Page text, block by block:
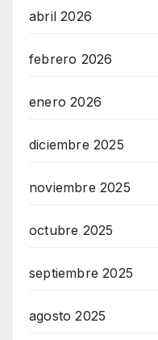
abril 2026
febrero 2026
enero 2026
diciembre 2025
noviembre 2025
octubre 2025
septiembre 2025
agosto 2025